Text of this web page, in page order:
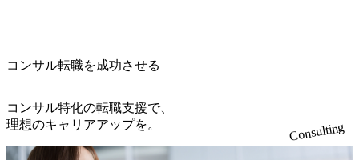
keto_kajita/)） 多様なメンバー、多様なプロジェクトによる
も関わらず、外資系戦略コンサルティングファームや総合
系コンサルティングファームをはじめ、メーカー、ITベン
チャー、外資系金融機関など多彩な出自で構成されてお
り、常に刺激を受けながらプロジェクトワークが可能 総合
※顔出しは不要です。ご質問頂く際のみ、顔出ししていた
ている。 <u>ワンプール制</u>を取っており、業界の枠に縛
り、<u>営業活動に工数を割かれることなくデリバリーに注
力可能</u> 従業員満足度を非常に重視しており、意にそぐ
わないプロジェクトにアサインされてしまった場合、半強
制的に別のプロジェクトに異動することが可能。その結
コンサル転職を成功させる
コンサル特化の転職支援で、
理想のキャリアアップを。
Consulting